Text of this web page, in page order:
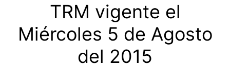
TRM vigente el
Miércoles 5 de Agosto
del 2015